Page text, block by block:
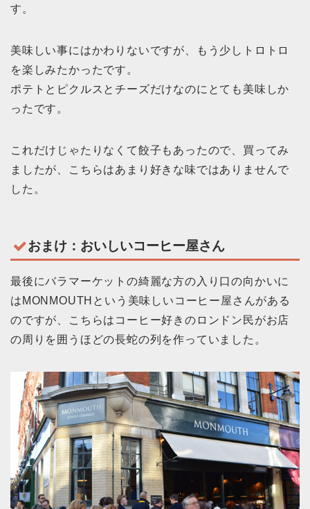
す。
美味しい事にはかわりないですが、もう少しトロトロ
を楽しみたかったです。
ポテトとピクルスとチーズだけなのにとても美味しか
ったです。
これだけじゃたりなくて餃子もあったので、買ってみ
ましたが、こちらはあまり好きな味ではありませんで
した。
おまけ：おいしいコーヒー屋さん
最後にバラマーケットの綺麗な方の入り口の向かいに
はMONMOUTHという美味しいコーヒー屋さんがある
のですが、こちらはコーヒー好きのロンドン民がお店
の周りを囲うほどの長蛇の列を作っていました。